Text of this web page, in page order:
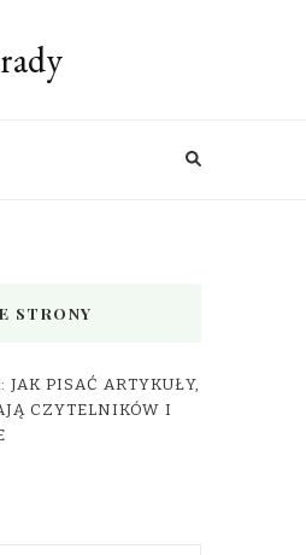
STRONY
PISAĆ ARTYKUŁY,
CZYTELNIKÓW I